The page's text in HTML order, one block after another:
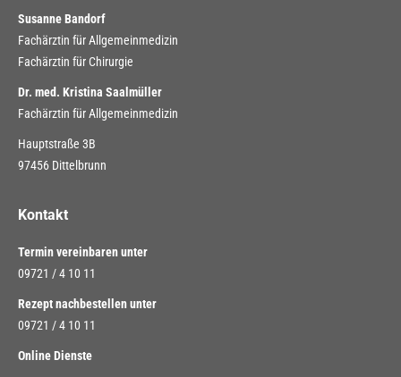
Susanne Bandorf
Fachärztin für Allgemeinmedizin
Fachärztin für Chirurgie
Dr. med. Kristina Saalmüller
Fachärztin für Allgemeinmedizin
Hauptstraße 3B
97456 Dittelbrunn
Kontakt
Termin vereinbaren unter
09721 / 4 10 11
Rezept nachbestellen unter
09721 / 4 10 11
Online Dienste